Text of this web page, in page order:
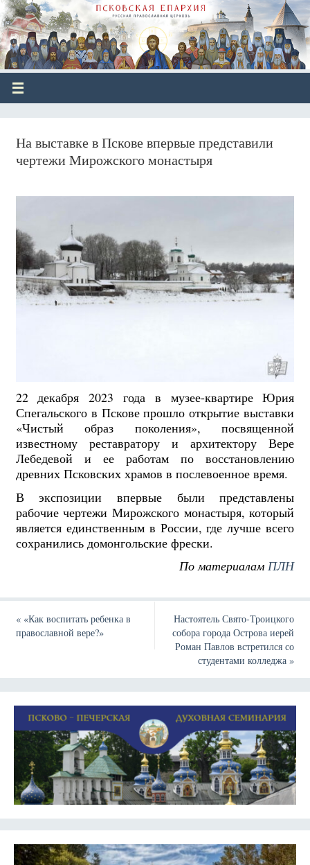
На выставке в Пскове впервые представили
чертежи Мирожского монастыря
22 декабря 2023 года в музее-квартире Юрия
Спегальского в Пскове прошло открытие выставки
«Чистый образ поколения», посвященной
известному реставратору и архитектору Вере
Лебедевой и ее работам по восстановлению
древних Псковских храмов в послевоенное время.
В экспозиции впервые были представлены
рабочие чертежи Мирожского монастыря, который
является единственным в России, где лучше всего
сохранились домонгольские фрески.
По материаламПЛН
««Как воспитать ребенка в
православной вере?»
Настоятель Свято-Троицкого
собора города Острова иерей
Роман Павлов встретился со
студентами колледжа»